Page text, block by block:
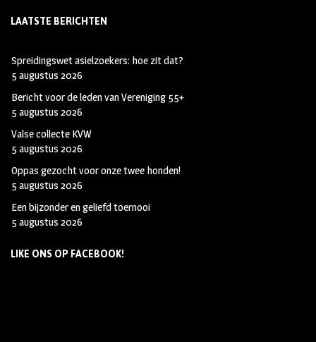
LAATSTE BERICHTEN
Spreidingswet asielzoekers: hoe zit dat?
5 augustus 2026
Bericht voor de leden van Vereniging 55+
5 augustus 2026
Valse collecte KVW
5 augustus 2026
Oppas gezocht voor onze twee honden!
5 augustus 2026
Een bijzonder en geliefd toernooi
5 augustus 2026
LIKE ONS OP FACEBOOK!